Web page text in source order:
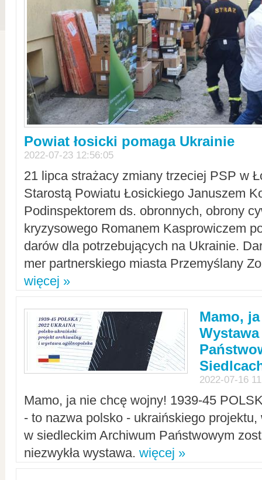
Powiat łosicki pomaga Ukrainie
2022-07-23 12:56:05
21 lipca strażacy zmiany trzeciej PSP w
Starostą Powiatu Łosickiego Januszem
Podinspektorem ds. obronnych, obrony
kryzysowego Romanem Kasprowiczem
darów dla potrzebujących na Ukrainie.
mer partnerskiego miasta Przemyślany
więcej »
Mamo,
2022-07-16
Mamo, ja nie chcę wojny! 1939-45
- to nazwa polsko - ukraińskiego
w siedleckim Archiwum Państwowym
niezwykła wystawa. więcej »